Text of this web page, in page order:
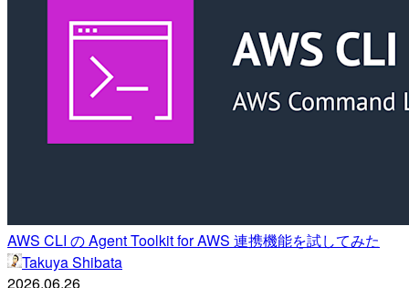
AWS CLI の Agent Toolkit for AWS 連携機能を試してみた
Takuya Shibata
2026.06.26